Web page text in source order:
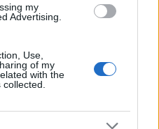
my
Advertising.
Use,
of my
with the